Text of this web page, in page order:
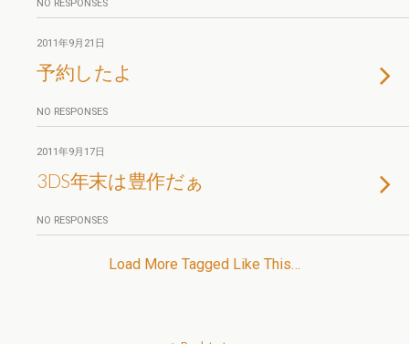
NO RESPONSES
2011年9月21日
予約したよ
NO RESPONSES
2011年9月17日
3DS年末は豊作だぁ
NO RESPONSES
Load More Tagged Like This…